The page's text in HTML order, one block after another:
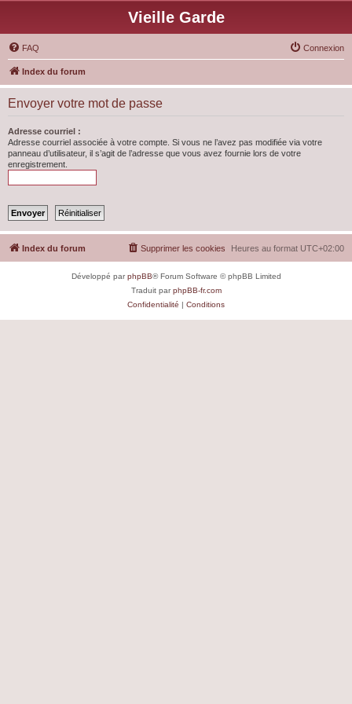
Vieille Garde
FAQ Connexion
Index du forum
Envoyer votre mot de passe
Adresse courriel :
Adresse courriel associée à votre compte. Si vous ne l’avez pas modifiée via votre
panneau d’utilisateur, il s’agit de l’adresse que vous avez fournie lors de votre
enregistrement.
Index du forum Heures au format UTC+02:00
Supprimer les cookies
Développé parphpBB® Forum Software © phpBB Limited
Traduit parphpBB-fr.com
Confidentialité | Conditions